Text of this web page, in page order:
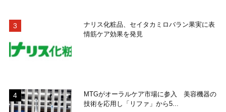
ナリス化粧品、セイタカミロバラン果実に表
情筋ケア効果を発見
MTGがオーラルケア市場に参入 美容機器の
技術を応用し「リファ」から5...